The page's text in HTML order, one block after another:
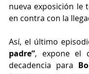
nueva exposición le
en contra con la
Así, el último
padre”, expone el
decadencia para